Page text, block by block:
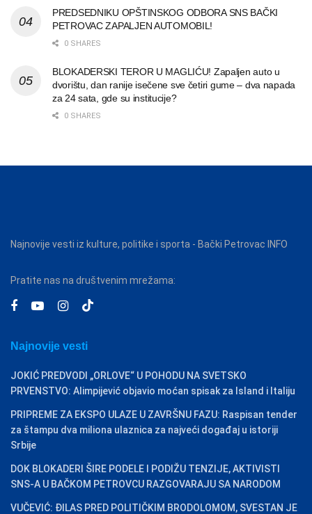
PREDSEDNIKU OPŠTINSKOG ODBORA SNS BAČKI
PETROVAC ZAPALJEN AUTOMOBIL!
0 SHARES
BLOKADERSKI TEROR U MAGLIĆU! Zapaljen auto u
dvorištu, dan ranije isečene sve četiri gume – dva napada
za 24 sata, gde su institucije?
0 SHARES
Najnovije vesti iz kulture, politike i sporta - Bački Petrovac INFO
Pratite nas na društvenim mrežama:
Najnovije vesti
JOKIĆ PREDVODI „ORLOVE“ U POHODU NA SVETSKO
PRVENSTVO: Alimpijević objavio moćan spisak za Island i Italiju
PRIPREME ZA EKSPO ULAZE U ZAVRŠNU FAZU: Raspisan tender
za štampu dva miliona ulaznica za najveći događaj u istoriji
Srbije
DOK BLOKADERI ŠIRE PODELE I PODIŽU TENZIJE, AKTIVISTI
SNS-A U BAČKOM PETROVCU RAZGOVARAJU SA NARODOM
VUČEVIĆ: ĐILAS PRED POLITIČKIM BRODOLOMOM, SVESTAN JE